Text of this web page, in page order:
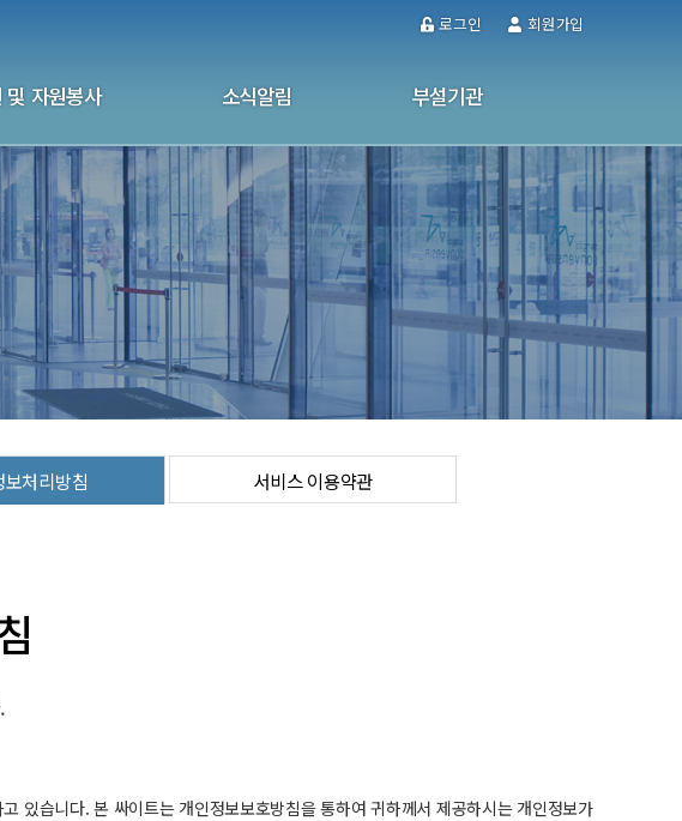
로그인 회원가입
및 자원봉사
후원 안내
봉사안내
신청하기
봉사 신청하기
담자원봉사
소식알림
공지사항
사업소식
사진자료실
소식지
부설기관
울산남구가정폭력·성폭력통합상담소
성인문해교육센터
사이버 상담
보처리방침 서비스 이용약관
있습니다. 본 싸이트는 개인정보보호방침을 통하여 귀하께서 제공하시는 개인정보가